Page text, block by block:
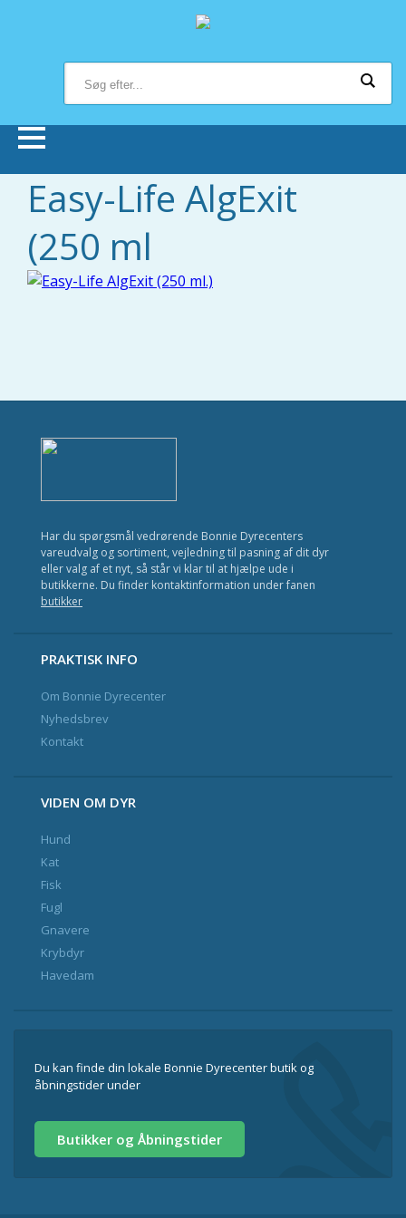
Forsiden
Butikker
Hund
Fugl
Gnavere
Krybdyr
Havedam
Nyhedsbrev og Kundeklub
Kontakt
Easy-Life AlgExit
(250 ml
Har du spørgsmål vedrørende Bonnie Dyrecenters
vareudvalg og sortiment, vejledning til pasning af dit dyr
eller valg af et nyt, så står vi klar til at hjælpe ude i
butikkerne. Du finder kontaktinformation under fanen
butikker
PRAKTISK INFO
Om Bonnie Dyrecenter
Nyhedsbrev
Kontakt
VIDEN OM DYR
Hund
Kat
Fisk
Fugl
Gnavere
Krybdyr
Havedam
Du kan finde din lokale Bonnie Dyrecenter butik og
åbningstider under
Butikker og Åbningstider